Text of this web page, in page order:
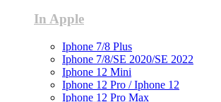
In Apple
Iphone 7/8 Plus
Iphone 7/8/SE 2020/SE 2022
Iphone 12 Mini
Iphone 12 Pro / Iphone 12
Iphone 12 Pro Max